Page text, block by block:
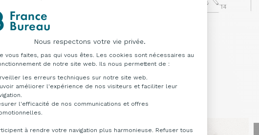
Nous respectons votre vie privée.
de Gestion du Consentement : Personnalisez
vous faites, pas qui vous êtes. Les cookies sont nécessaires au
de notre site web. Ils nous permettent de :
les erreurs techniques sur notre site web.
améliorer l'expérience de nos visiteurs et faciliter leur
l'efficacité de nos communications et offres
à rendre votre navigation plus harmonieuse. Refuser tous
Table de réunion
Poids net : 82 kg
Référence : DT081